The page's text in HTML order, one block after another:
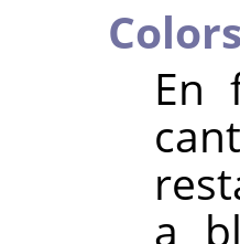
En
a